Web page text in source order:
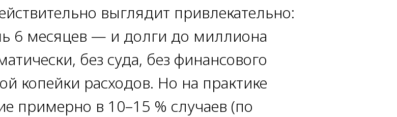
выглядит привлекательно:
6 месяцев — и долги до миллиона
без суда, без финансового
копейки расходов. Но на практике
примерно в 10–15 % случаев (по